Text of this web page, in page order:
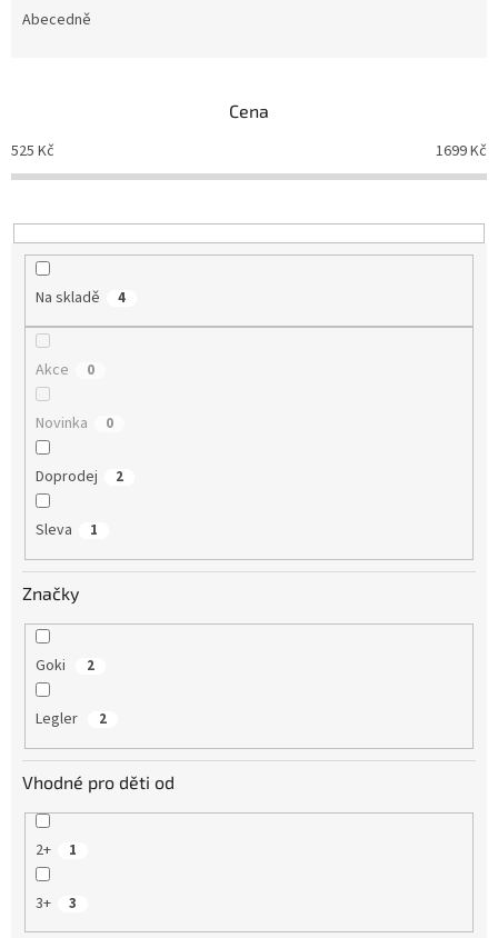
o
d
k
t
Abecedně
Cena
525 Kč 1699Kč
Na skladě 4
Akce 0
Novinka 0
Doprodej 2
Sleva 1
Značky
Goki 2
Legler 2
Vhodné pro děti od
2+ 1
3+ 3